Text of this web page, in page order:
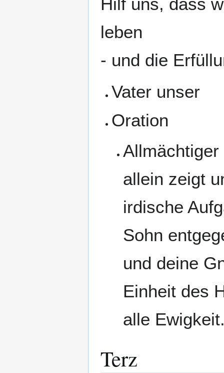
leben
- und die
Vater unser
Oration
allein zeigt
irdische
Sohn
und deine
Einheit des
alle
Terz